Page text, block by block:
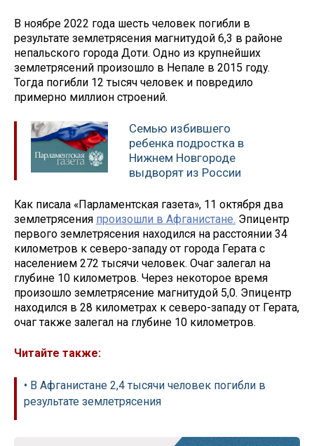
В ноябре 2022 года шесть человек погибли в
результате землетрясения магнитудой 6,3 в районе
непальского города Доти. Одно из крупнейших
землетрясений произошло в Непале в 2015 году.
Тогда погибли 12 тысяч человек и повредило
примерно миллион строений.
Семью избившего
ребенка подростка в
Нижнем Новгороде
выдворят из России
Как писала «Парламентская газета», 11 октября два
землетрясения произошли в Афганистане. Эпицентр
первого землетрясения находился на расстоянии 34
километров к северо-западу от города Герата с
населением 272 тысячи человек. Очаг залегал на
глубине 10 километров. Через некоторое время
произошло землетрясение магнитудой 5,0. Эпицентр
находился в 28 километрах к северо-западу от Герата,
очаг также залегал на глубине 10 километров.
Читайте также:
• В Афганистане 2,4 тысячи человек погибли в
результате землетрясения